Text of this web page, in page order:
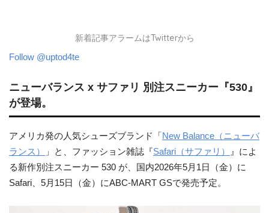
新着記事アラームはTwitterから
Follow @uptod4te
ニューバランス x サファリ 別注スニーカー『530』
が登場。
アメリカ発の人気シューズブランド「 New Balance（ニューバ
ランス）
」と、ファッション雑誌『Safari（サファリ）
』によ
る新作別注スニーカー 530 が、国内2026年5月1日（金）に
Safari、5月15日（金）にABC-MART GSで発売予定。